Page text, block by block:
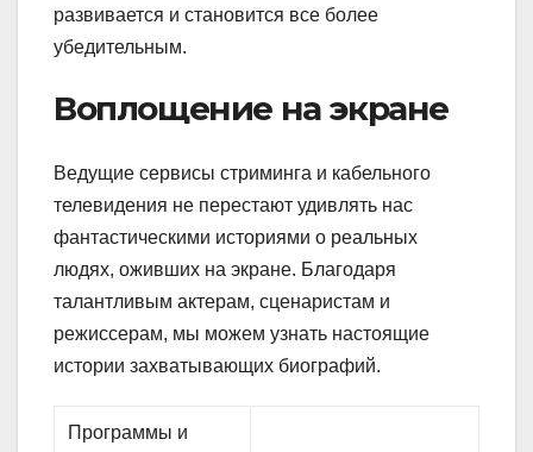
развивается и становится все более
убедительным.
Воплощение на экране
Ведущие сервисы стриминга и кабельного
телевидения не перестают удивлять нас
фантастическими историями о реальных
людях, оживших на экране. Благодаря
талантливым актерам, сценаристам и
режиссерам, мы можем узнать настоящие
истории захватывающих биографий.
Программы и